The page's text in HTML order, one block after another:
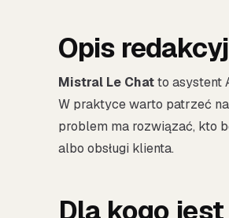
Opis
Mistral Le Chatto asystent
W praktyce warto patrzeć
problem ma rozwiązać, kto
albo obsługi klienta.
Dla kogo